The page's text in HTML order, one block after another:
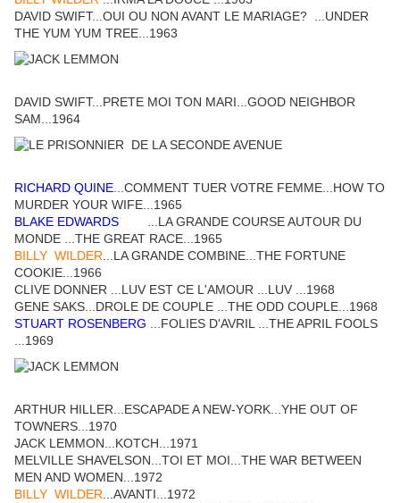
DAVID SWIFT...OUI OU NON AVANT LE MARIAGE? ...UNDER
THE YUM YUM TREE...1963
DAVID SWIFT...PRETE MOI TON MARI...GOOD NEIGHBOR
SAM...1964
RICHARD QUINE ...COMMENT TUER VOTRE FEMME...HOW TO
MURDER YOUR WIFE...1965
BLAKE EDWARDS
...LA GRANDE COURSE AUTOUR DU
MONDE ...THE GREAT RACE...1965
BILLY WILDER ...LA GRANDE COMBINE...THE FORTUNE
COOKIE...1966
CLIVE DONNER ...LUV EST CE L'AMOUR ...LUV ...1968
GENE SAKS...DROLE DE COUPLE ...THE ODD COUPLE...1968
STUART ROSENBERG ...FOLIES D'AVRIL ...THE APRIL FOOLS
...1969
ARTHUR HILLER...ESCAPADE A NEW-YORK...YHE OUT OF
TOWNERS...1970
JACK LEMMON...KOTCH...1971
MELVILLE SHAVELSON...TOI ET MOI...THE WAR BETWEEN
MEN AND WOMEN...1972
BILLY WILDER ...AVANTI...1972